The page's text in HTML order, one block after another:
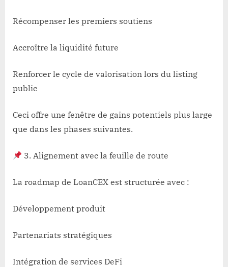
Récompenser les premiers soutiens
Accroître la liquidité future
Renforcer le cycle de valorisation lors du listing
public
Ceci offre une fenêtre de gains potentiels plus large
que dans les phases suivantes.
3. Alignement avec la feuille de route
La roadmap de LoanCEX est structurée avec :
Développement produit
Partenariats stratégiques
Intégration de services DeFi